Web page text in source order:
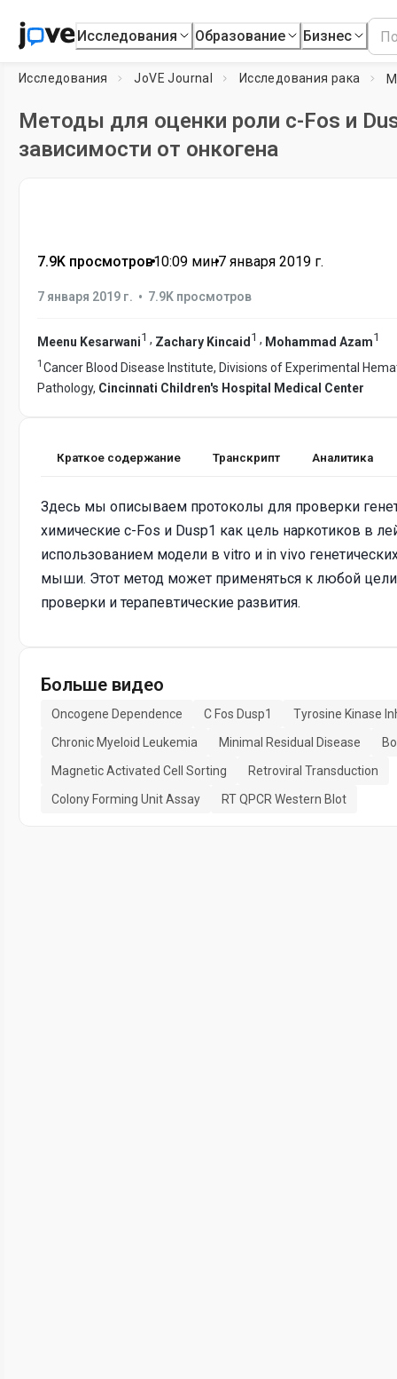
Исследования Образование Бизнес
Исследования JoVE Journal Исследования рака
Методы для оценки роли c-Fos и
зависимости от онкогена
7.9K просмотров•10:09 мин•7 января 2019 г.
7 января 2019 г. • 7.9K просмотров
Meenu Kesarwani1 , Zachary Kincaid 1 , Mohammad Azam1
1 Cancer Blood Disease Institute, Divisions of Experimental
Pathology, Cincinnati Children's Hospital Medical Center
Краткое содержание Транскрипт Аналитика
Здесь мы описываем протоколы для проверки
химические c-Fos и Dusp1 как цель наркотиков в
использованием модели в vitro и in vivo
мыши. Этот метод может применяться к любой цели
проверки и терапевтические развития.
Больше видео
Oncogene Dependence C Fos Dusp1
Tyrosine Kinase
Chronic Myeloid Leukemia
Minimal Residual Disease
Magnetic Activated Cell Sorting
Retroviral Transduction
Colony Forming Unit Assay
RT QPCR Western Blot